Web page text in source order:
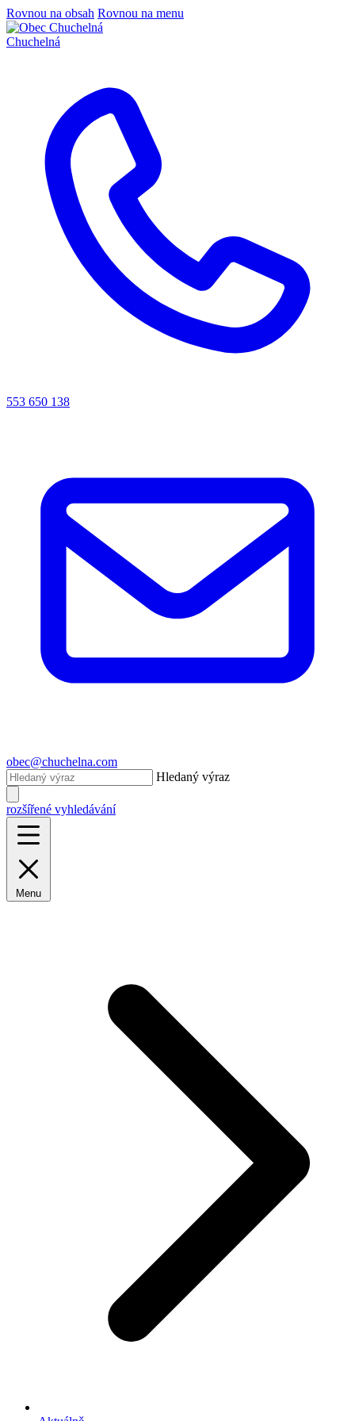
Rovnou na obsah Rovnou na menu
Chuchelná
553 650 138
obec@chuchelna.com
Hledaný výraz
rozšířené vyhledávání
Menu